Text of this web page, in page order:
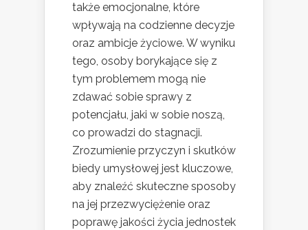
także emocjonalne, które
wpływają na codzienne decyzje
oraz ambicje życiowe. W wyniku
tego, osoby borykające się z
tym problemem mogą nie
zdawać sobie sprawy z
potencjału, jaki w sobie noszą,
co prowadzi do stagnacji.
Zrozumienie przyczyn i skutków
biedy umysłowej jest kluczowe,
aby znaleźć skuteczne sposoby
na jej przezwyciężenie oraz
poprawę jakości życia jednostek